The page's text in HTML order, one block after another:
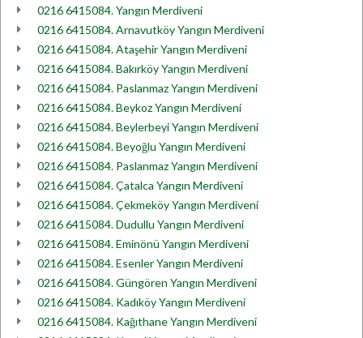
0216 6415084. Yangın Merdiveni
0216 6415084. Arnavutköy Yangın Merdiveni
0216 6415084. Ataşehir Yangın Merdiveni
0216 6415084. Bakırköy Yangın Merdiveni
0216 6415084. Paslanmaz Yangın Merdiveni
0216 6415084. Beykoz Yangın Merdiveni
0216 6415084. Beylerbeyi Yangın Merdiveni
0216 6415084. Beyoğlu Yangın Merdiveni
0216 6415084. Paslanmaz Yangın Merdiveni
0216 6415084. Çatalca Yangın Merdiveni
0216 6415084. Çekmeköy Yangın Merdiveni
0216 6415084. Dudullu Yangın Merdiveni
0216 6415084. Eminönü Yangın Merdiveni
0216 6415084. Esenler Yangın Merdiveni
0216 6415084. Güngören Yangın Merdiveni
0216 6415084. Kadıköy Yangın Merdiveni
0216 6415084. Kağıthane Yangın Merdiveni